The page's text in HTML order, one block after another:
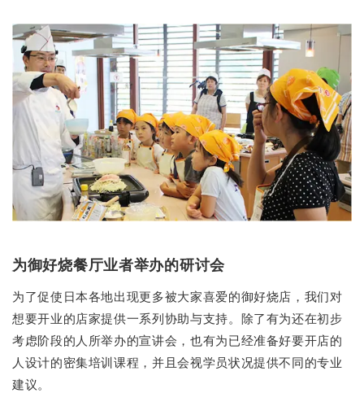
为御好烧餐厅业者举办的研讨会
为了促使日本各地出现更多被大家喜爱的御好烧店，我们对
想要开业的店家提供一系列协助与支持。除了有为还在初步
考虑阶段的人所举办的宣讲会，也有为已经准备好要开店的
人设计的密集培训课程，并且会视学员状况提供不同的专业
建议。